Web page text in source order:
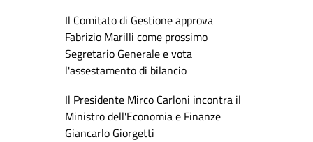
Il Comitato di Gestione approva
Fabrizio Marilli come prossimo
Segretario Generale e vota
l'assestamento di bilancio
Il Presidente Mirco Carloni incontra il
Ministro dell'Economia e Finanze
Giancarlo Giorgetti